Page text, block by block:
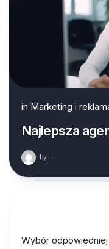
in Marketing i
Najlepsza
by ·
Wybór odpowiedniej